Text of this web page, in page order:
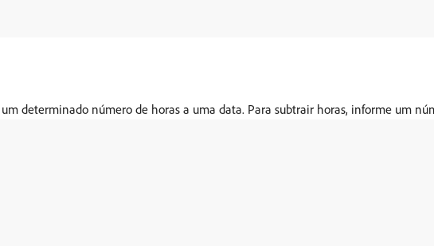
determinado número de horas a uma data. Para subtrair horas, informe um